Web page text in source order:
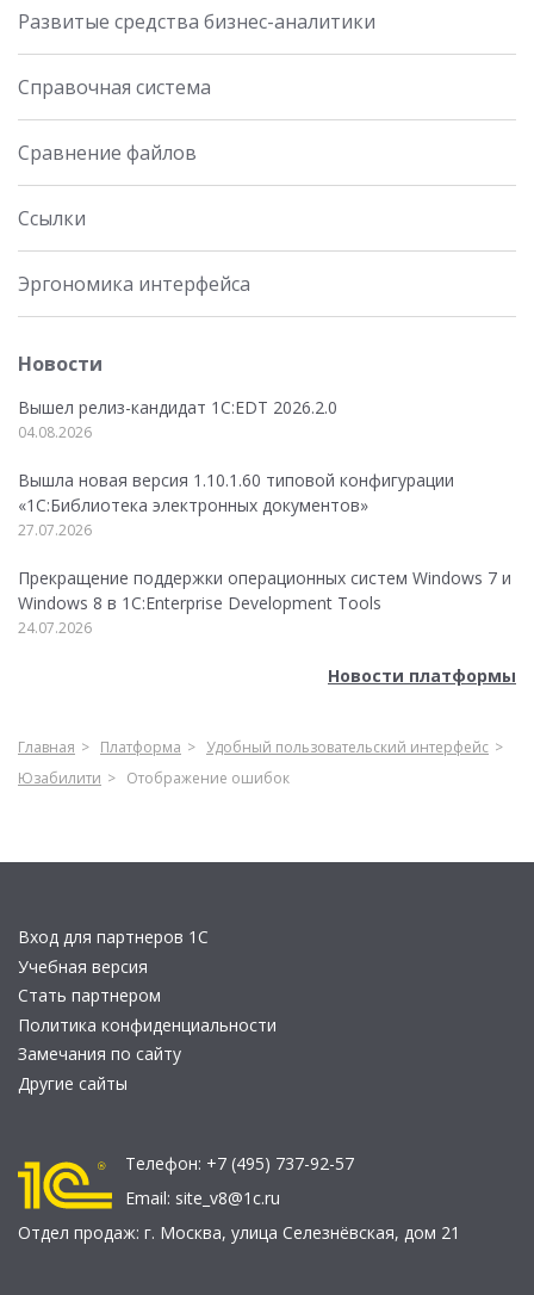
Развитые средства бизнес-аналитики
Справочная система
Сравнение файлов
Ссылки
Эргономика интерфейса
Новости
Вышел релиз-кандидат 1C:EDT 2026.2.0
04.08.2026
Вышла новая версия 1.10.1.60 типовой конфигурации
«1С:Библиотека электронных документов»
27.07.2026
Прекращение поддержки операционных систем Windows 7 и
Windows 8 в 1C:Enterprise Development Tools
24.07.2026
Новости платформы
Главная Платформа
Удобный пользовательский интерфейс
Юзабилити
Отображение ошибок
Вход для партнеров 1С
Учебная версия
Стать партнером
Политика конфиденциальности
Замечания по сайту
Другие сайты
Телефон: +7 (495) 737-92-57
Email: site_v8@1c.ru
Отдел продаж: г. Москва, улица Селезнёвская, дом 21